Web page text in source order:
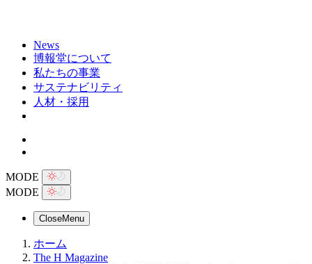
News
博報堂について
私たちの事業
サステナビリティ
人材・採用
MODE
MODE
CloseMenu
ホーム
The H Magazine